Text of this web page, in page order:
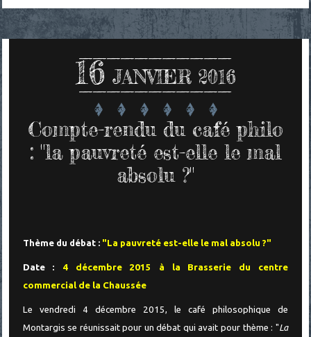
16 JANVIER 2016
Compte-rendu du café philo
: "la pauvreté est-elle le mal
absolu ?"
Thème du débat : "La pauvreté est-elle le mal absolu ?"
Date : 4 décembre 2015 à la Brasserie du centre
commercial de la Chaussée
Le vendredi 4 décembre 2015, le café philosophique de
Montargis se réunissait pour un débat qui avait pour thème : "La